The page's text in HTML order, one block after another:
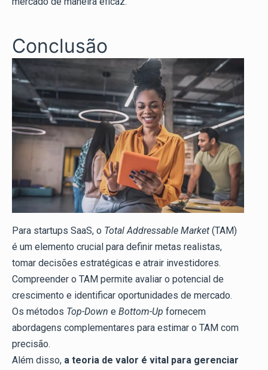
Conclusão
Para startups SaaS, o Total Addressable Market (TAM)
é um elemento crucial para definir metas realistas,
tomar decisões estratégicas e atrair investidores.
Compreender o TAM permite avaliar o potencial de
crescimento e identificar oportunidades de mercado.
Os métodos Top-Down e Bottom-Up fornecem
abordagens complementares para estimar o TAM com
precisão.
Além disso, a teoria de valor é vital para gerenciar